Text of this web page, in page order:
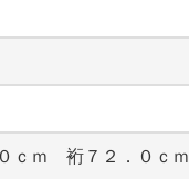
ｃｍ　裄７２．０ｃｍ